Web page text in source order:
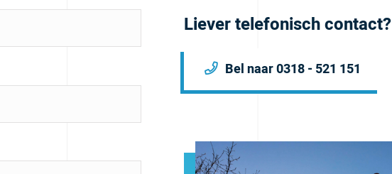
Liever telefonisch contact?
Bel naar 0318 - 521 151